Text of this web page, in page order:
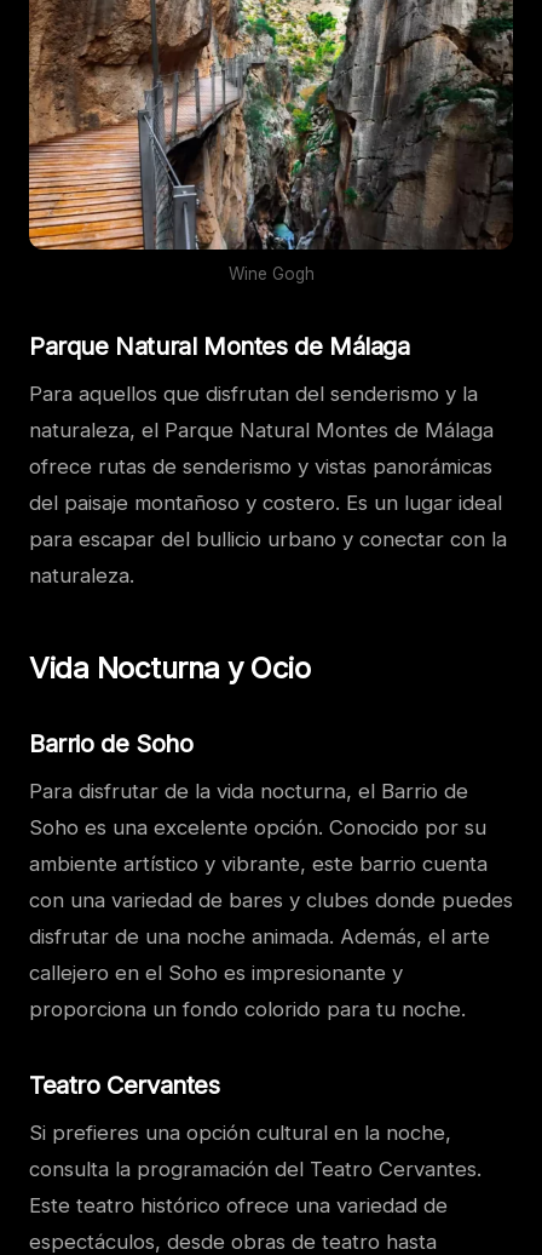
Wine Gogh
Parque Natural Montes de Málaga
Para aquellos que disfrutan del senderismo y la
naturaleza, el Parque Natural Montes de Málaga
ofrece rutas de senderismo y vistas panorámicas
del paisaje montañoso y costero. Es un lugar ideal
para escapar del bullicio urbano y conectar con la
naturaleza.
Vida Nocturna y Ocio
Barrio de Soho
Para disfrutar de la vida nocturna, el Barrio de
Soho es una excelente opción. Conocido por su
ambiente artístico y vibrante, este barrio cuenta
con una variedad de bares y clubes donde puedes
disfrutar de una noche animada. Además, el arte
callejero en el Soho es impresionante y
proporciona un fondo colorido para tu noche.
Teatro Cervantes
Si prefieres una opción cultural en la noche,
consulta la programación del Teatro Cervantes.
Este teatro histórico ofrece una variedad de
espectáculos, desde obras de teatro hasta